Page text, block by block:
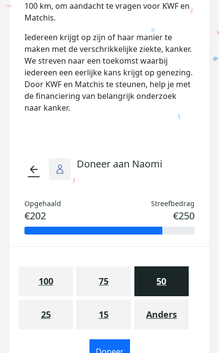
100 km, om aandacht te vragen voor KWF en
Matchis.
Iedereen krijgt op zijn of haar manier te
maken met de verschrikkelijke ziekte, kanker.
We streven naar een toekomst waarbij
iedereen een eerlijke kans krijgt op genezing.
Door KWF en Matchis te steunen, help je met
de financiering van belangrijk onderzoek
naar kanker.
arrow_back Doneer aan Naomi
Opgehaald
€202
Streefbedrag
€250
100 75 50
25 15 Anders